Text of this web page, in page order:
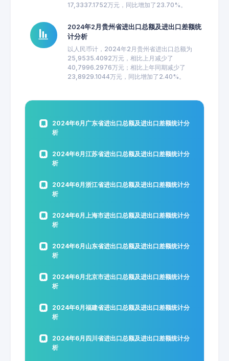
17,3337.1752万元，同比增加了23.70%。
2024年2月贵州省进出口总额及进出口差额统
计分析
以人民币计，2024年2月贵州省进出口总额为
25,9535.4092万元，相比上月减少了
40,7996.2976万元；相比上年同期减少了
23,8929.1044万元，同比增加了2.40%。
2024年6月广东省进出口总额及进出口差额统计分
析
2024年6月江苏省进出口总额及进出口差额统计分
析
2024年6月浙江省进出口总额及进出口差额统计分
析
2024年6月上海市进出口总额及进出口差额统计分
析
2024年6月山东省进出口总额及进出口差额统计分
析
2024年6月北京市进出口总额及进出口差额统计分
析
2024年6月福建省进出口总额及进出口差额统计分
析
2024年6月四川省进出口总额及进出口差额统计分
析